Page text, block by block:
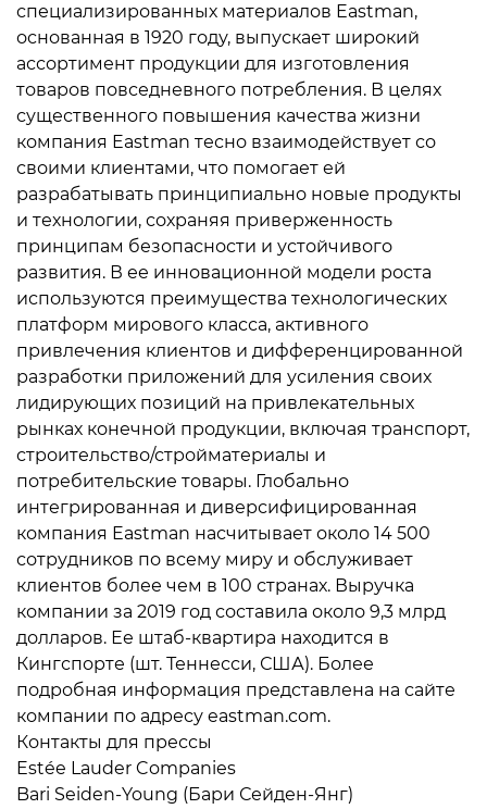
специализированных материалов Eastman,
основанная в 1920 году, выпускает широкий
ассортимент продукции для изготовления
товаров повседневного потребления. В целях
существенного повышения качества жизни
компания Eastman тесно взаимодействует со
своими клиентами, что помогает ей
разрабатывать принципиально новые продукты
и технологии, сохраняя приверженность
принципам безопасности и устойчивого
развития. В ее инновационной модели роста
используются преимущества технологических
платформ мирового класса, активного
привлечения клиентов и дифференцированной
разработки приложений для усиления своих
лидирующих позиций на привлекательных
рынках конечной продукции, включая транспорт,
строительство/стройматериалы и
потребительские товары. Глобально
интегрированная и диверсифицированная
компания Eastman насчитывает около 14 500
сотрудников по всему миру и обслуживает
клиентов более чем в 100 странах. Выручка
компании за 2019 год составила около 9,3 млрд
долларов. Ее штаб-квартира находится в
Кингспорте (шт. Теннесси, США). Более
подробная информация представлена на сайте
компании по адресу eastman.com.
Контакты для прессы
Estée Lauder Companies
Bari Seiden-Young (Бари Сейден-Янг)